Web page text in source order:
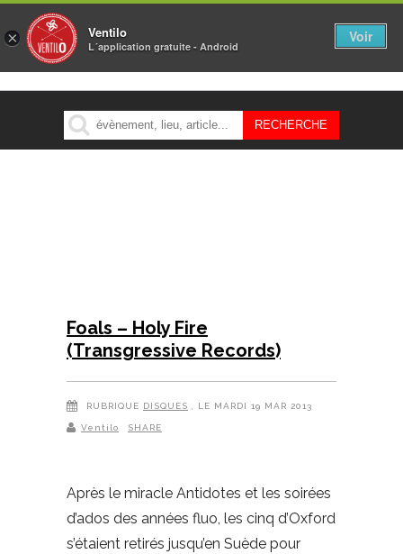
MENU
Foals – Holy Fire
(Transgressive Records)
RUBRIQUE DISQUES , LE MARDI 19 MAR 2013
Ventilo SHARE
Après le miracle Antidotes et les soirées
d’ados des années fluo, les cinq d’Oxford
s’étaient retirés jusqu’en Suède pour
× Ventilo
L´application gratuite - Android
Voir